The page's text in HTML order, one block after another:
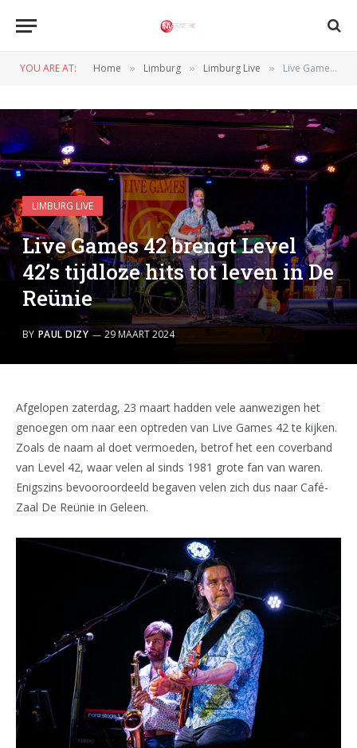
YOU ARE AT: Home » Limburg » Limburg Live » Live Games 42 brengt Level 42’s tijdloze hits tot leven in De Reünie
LIMBURG LIVE
Live Games 42 brengt Level
42’s tijdloze hits tot leven in De
Reünie
BY PAUL DIZY 29 MAART 2024
Afgelopen zaterdag, 23 maart hadden vele aanwezigen het
genoegen om naar een optreden van Live Games 42 te kijken.
Zoals de naam al doet vermoeden, betrof het een coverband
van Level 42, waar velen al sinds 1981 grote fan van waren.
Enigszins bevooroordeeld begaven velen zich dus naar Café-
Zaal De Reünie in Geleen.